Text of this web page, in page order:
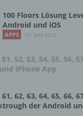
100 Floors Lösung
Android und iOS
APPS 16. Juni 2012
52, 53, 54, 55, 56,
iPhone App
62, 63, 64, 65, 66,
der Android
des für die
sonstiger in den
Union geltenden
und anderer